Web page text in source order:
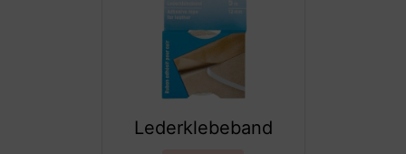
Lederklebeband